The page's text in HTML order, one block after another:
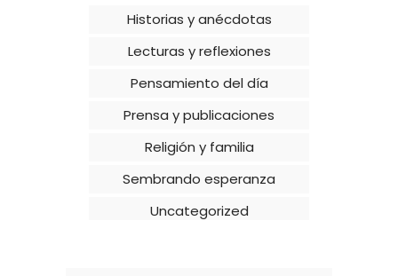
Historias y anécdotas
Lecturas y reflexiones
Pensamiento del día
Prensa y publicaciones
Religión y familia
Sembrando esperanza
Uncategorized